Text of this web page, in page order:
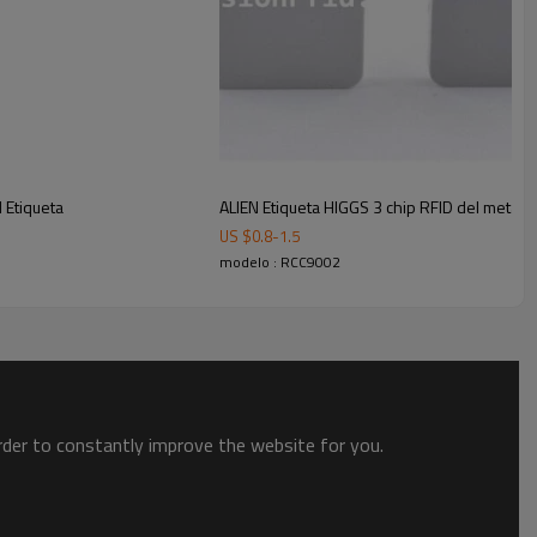
la industria siderúrgica , etc (incrustado en metal,
ALIEN Etiqueta HIGGS 3 chip RFID del
US $0.8-1.5
modelo : RCC9002
to constantly improve the website for you.